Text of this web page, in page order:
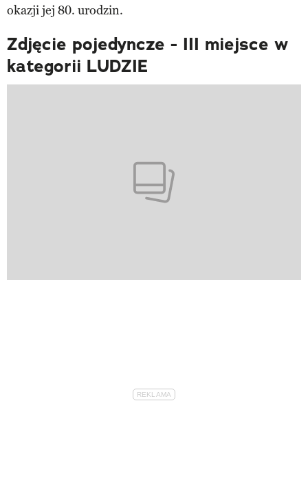
okazji jej 80. urodzin.
Zdjęcie pojedyncze - III miejsce w
kategorii LUDZIE